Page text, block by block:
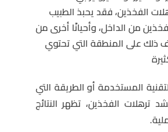
الفخذين، فقد يحبذ الطبيب
من الداخل، وأحيانًا أخرى من
ذلك على المنطقة التي تحتوي
المستخدمة أو الطريقة التي
ترهلات الفخذين، تظهر النتائج